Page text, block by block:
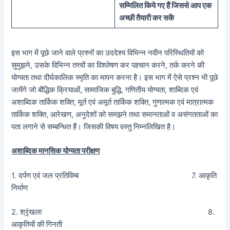
सम्मिलित किये गए हैं जिससे आप एक
अच्छी तैयारी कर सकें
इस भाग में पूछे जाने वाले प्रश्नों का उददेश्य विभिन्न नवीन परिस्थितियों को
सुमुझने, उसके विभिन्न तत्त्वों का विश्लेषण कर पहचान करने, तर्क करने की
योग्यता तथा दीर्घकालिक स्मृति का मापन करना है। इस भाग में ऐसे प्रश्न भी पूछे
जायेंगे जो बौद्धिक क्रियाओं, सामाजिक बुद्धि, गणितीय योग्यता, शाब्दिक एवं
अशाब्दिक तार्किक शक्ति, मूर्त एवं अमूर्त तार्किक शक्ति, गुणात्मक एवं मात्रात्मक
तार्किक शक्ति, आरेखण, अनुदेशों को समझने तथा समानताओं व असंगतताओं का
पता लगाने से सम्बन्धित हैं। जिसकी विषय वस्तु निम्नलिखित है।
अशाब्दिक मानसिक योग्यता परीक्षण
1. दर्पण एवं जल प्रतिविम्ब 7. आकृति
निर्माण
2. श्रृंखला 8.
आकृतियों की गिनती